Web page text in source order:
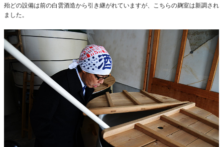
殆どの設備は前の白雲酒造から引き継がれていますが、こちらの麹室は新調され
ました。